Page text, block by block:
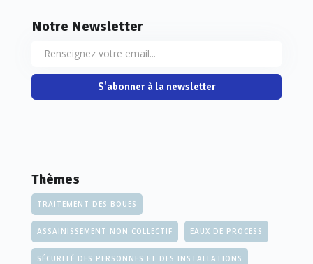
Notre Newsletter
S'abonner à la newsletter
Thèmes
TRAITEMENT DES BOUES
ASSAINISSEMENT NON COLLECTIF EAUX DE PROCESS
SÉCURITÉ DES PERSONNES ET DES INSTALLATIONS